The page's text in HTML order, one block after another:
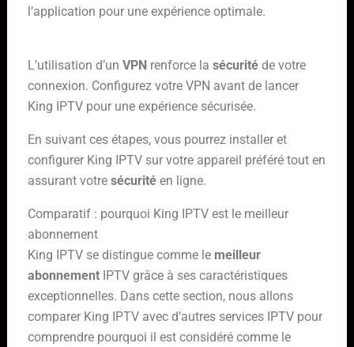
l’application pour une expérience optimale.
L’utilisation d’un VPN renforce la sécuritéde votre
connexion. Configurez votre VPN avant de lancer
King IPTV pour une expérience sécurisée.
En suivant ces étapes, vous pourrez installer et
configurer King IPTV sur votre appareil préféré tout en
assurant votre sécuritéen ligne.
Comparatif : pourquoi King IPTV est le meilleur
abonnement
King IPTV se distingue comme le meilleur
abonnementIPTV grâce à ses caractéristiques
exceptionnelles. Dans cette section, nous allons
comparer King IPTV avec d’autres services IPTV pour
comprendre pourquoi il est considéré comme le